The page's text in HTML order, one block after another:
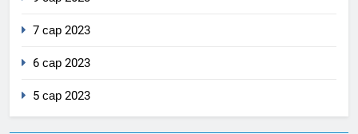
7 сар 2023
6 сар 2023
5 сар 2023